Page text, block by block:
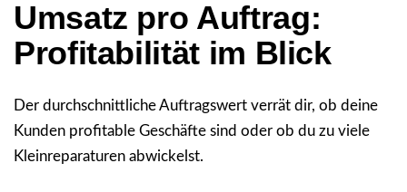
Umsatz pro Auftrag:
Profitabilität im Blick
Der durchschnittliche Auftragswert verrät dir, ob deine
Kunden profitable Geschäfte sind oder ob du zu viele
Kleinreparaturen abwickelst.